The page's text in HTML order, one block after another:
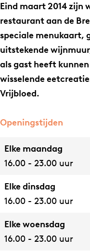
e
s
t
a
u
r
E
r
R
e
s
t
a
a
t
B
E
3
3
Eind maart 2014 zijn
restaurant aan de
speciale menukaart,
uitstekende
als gast heeft
wisselende
Vrijbloed.
Openingstijden
Elke maandag
16.00 - 23.00 uur
Elke dinsdag
16.00 - 23.00 uur
Elke woensdag
16.00 - 23.00 uur